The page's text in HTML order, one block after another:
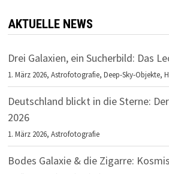
AKTUELLE NEWS
Drei Galaxien, ein Sucherbild: Das
1. März 2026,Astrofotografie,Deep-Sky-Objekte,
Deutschland blickt in die Sterne:
2026
1. März 2026,Astrofotografie
Bodes Galaxie & die Zigarre: